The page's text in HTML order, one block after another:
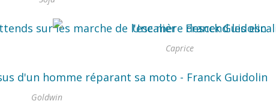
Caprice
Goldwin